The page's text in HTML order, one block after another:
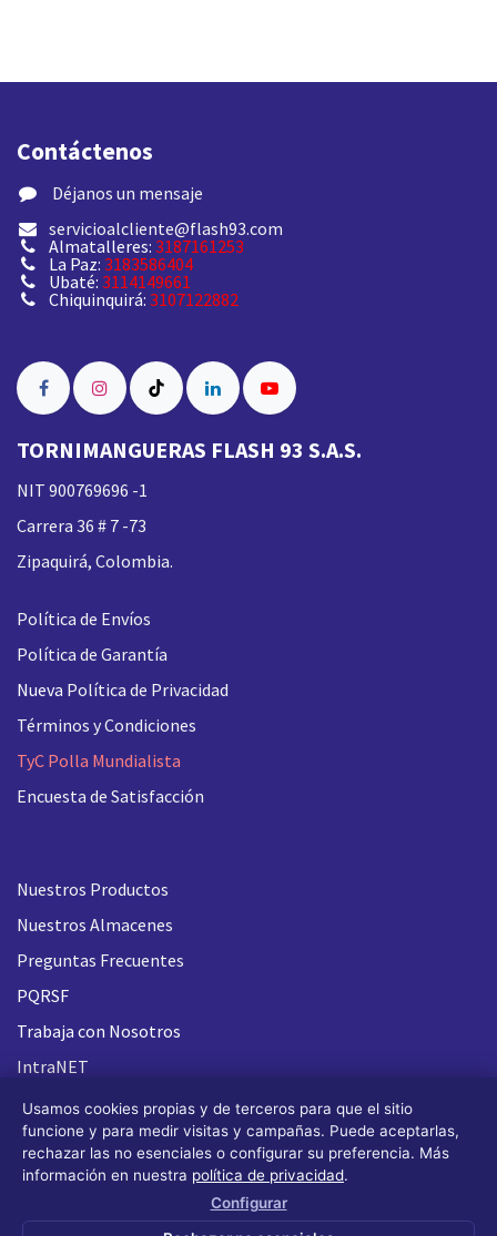
Contáctenos
​ Déjanos un mensaje
servicioalcliente@flash93.com
Almatalleres: 3187161253
La Paz: 3183586404
Ubaté: 3114149661
Chiquinquirá: 3107122882
TORNIMANGUERAS FLASH 93 S.A.S.
NIT 900769696 -1
Carrera 36 # 7 -73
Zipaquirá, Colombia.
Política de Envíos
Política de Garantía
Nueva Política de Privacidad
Términos y Condiciones
TyC Polla Mundialista
Encuesta de Satisfacción
Nuestros Productos
Nuestros Almacenes
Preguntas Frecuentes
PQRSF
Trabaja con Nosotros
IntraNET
Usamos cookies propias y de terceros para que el sitio
funcione y para medir visitas y campañas. Puede aceptarlas,
rechazar las no esenciales o configurar su preferencia. Más
información en nuestra política de privacidad.
Configurar